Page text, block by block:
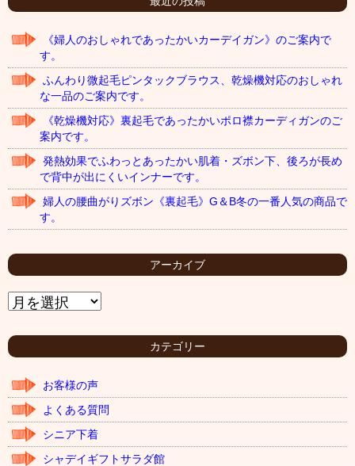
《婦人のおしゃれであったかいカーデイガン》のご案内で
す。
ふんわり微起毛ピンタックブラウス、乾燥機対応のおしゃれ
な一品のご案内です。
《乾燥機対応》裏起毛であったかいポロ襟カーディガンのご
案内です。
発熱効果でふわっとあったかい肌着・ズボン下、後ろが長め
で背中が出にくいインナーです。
婦人の腰曲がりズボン《裏起毛》G＆B冬の一番人気の商品で
す。
アーカイブ
ア
ー
イ
ブ
カテゴリー
お客様の声
よくある質問
シニア下着
シャデイギフトサラダ館